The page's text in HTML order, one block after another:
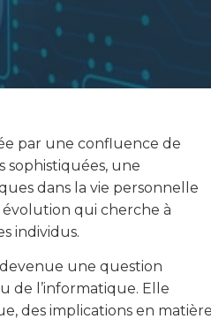
par une confluence de
une
dans la vie personnelle
qui cherche à
individus.
une question
de l’informatique. Elle
des implications en matière